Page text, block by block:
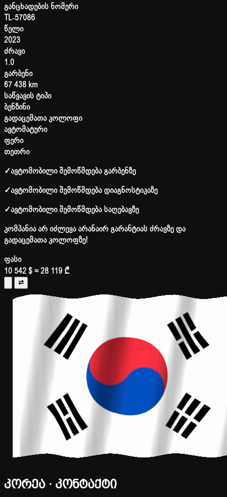
განცხადების ნომერი
TL-57086
წელი
2023
ძრავი
1.0
გარბენი
67 438 km
საწვავის ტიპი
ბენზინი
გადაცემათა კოლოფი
ავტომატური
ფერი
თეთრი
✓ავტომობილი შემოწმდება გარბენზე
✓ავტომობილი შემოწმდება დიაგნოსტიკაზე
✓ავტომობილი შემოწმდება საღებავზე
კომპანია არ იძლევა არანაირ გარანტიას ძრავზე და
გადაცემათა კოლოფზე!
ფასი
10 542 $≈ 28 119 ₾
⇄
კორეა · კონტაქტი